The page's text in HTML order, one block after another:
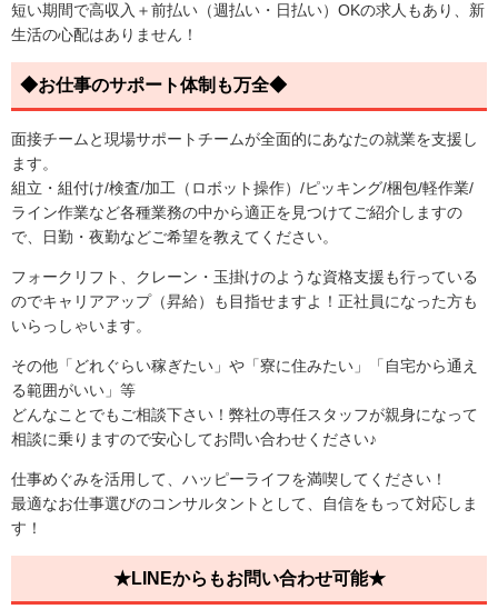
短い期間で高収入＋前払い（週払い・日払い）OKの求人もあり、新
生活の心配はありません！
◆お仕事のサポート体制も万全◆
面接チームと現場サポートチームが全面的にあなたの就業を支援し
ます。
組立・組付け/検査/加工（ロボット操作）/ピッキング/梱包/軽作業/
ライン作業など各種業務の中から適正を見つけてご紹介しますの
で、日勤・夜勤などご希望を教えてください。
フォークリフト、クレーン・玉掛けのような資格支援も行っている
のでキャリアアップ（昇給）も目指せますよ！正社員になった方も
いらっしゃいます。
その他「どれぐらい稼ぎたい」や「寮に住みたい」「自宅から通え
る範囲がいい」等
どんなことでもご相談下さい！弊社の専任スタッフが親身になって
相談に乗りますので安心してお問い合わせください♪
仕事めぐみを活用して、ハッピーライフを満喫してください！
最適なお仕事選びのコンサルタントとして、自信をもって対応しま
す！
★LINEからもお問い合わせ可能★